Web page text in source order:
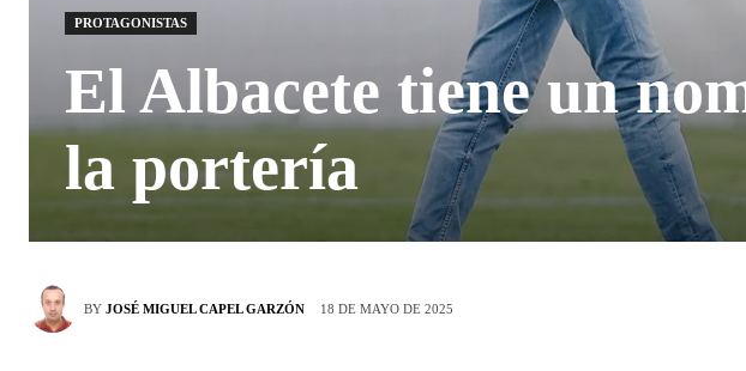
PROTAGONISTAS
El Albacete tiene un
la portería
BY JOSÉ MIGUEL CAPEL GARZÓN 18 DE MAYO DE 2025